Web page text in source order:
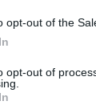
opt-out of the
opt-out of
dar ir